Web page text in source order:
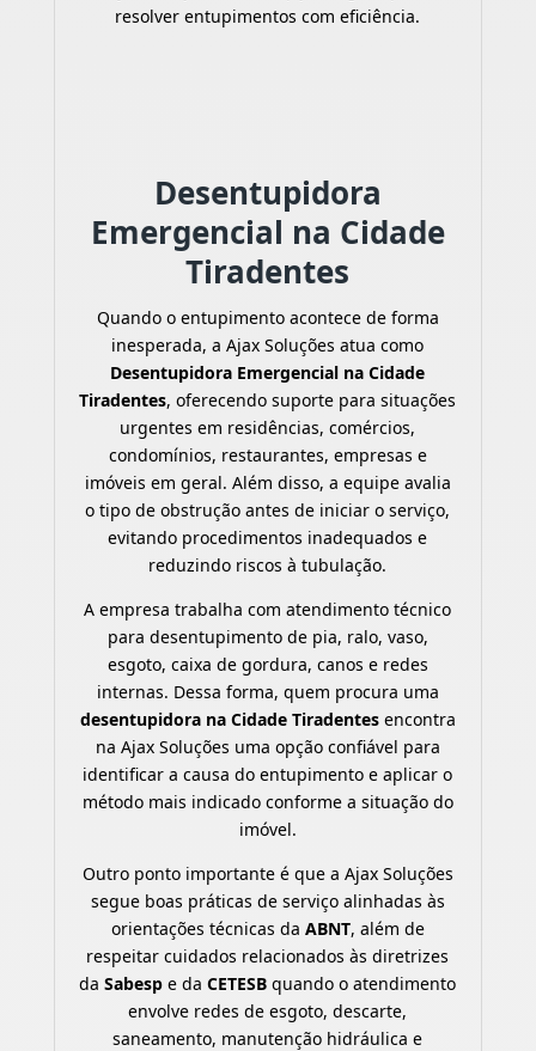
resolver entupimentos com eficiência.
Desentupidora
Emergencial na Cidade
Tiradentes
Quando o entupimento acontece de forma
inesperada, a Ajax Soluções atua como
Desentupidora Emergencial na Cidade
Tiradentes, oferecendo suporte para situações
urgentes em residências, comércios,
condomínios, restaurantes, empresas e
imóveis em geral. Além disso, a equipe avalia
o tipo de obstrução antes de iniciar o serviço,
evitando procedimentos inadequados e
reduzindo riscos à tubulação.
A empresa trabalha com atendimento técnico
para desentupimento de pia, ralo, vaso,
esgoto, caixa de gordura, canos e redes
internas. Dessa forma, quem procura uma
desentupidora na Cidade Tiradentesencontra
na Ajax Soluções uma opção confiável para
identificar a causa do entupimento e aplicar o
método mais indicado conforme a situação do
imóvel.
Outro ponto importante é que a Ajax Soluções
segue boas práticas de serviço alinhadas às
orientações técnicas da ABNT, além de
respeitar cuidados relacionados às diretrizes
daSabesp e daCETESB quando o atendimento
envolve redes de esgoto, descarte,
saneamento, manutenção hidráulica e